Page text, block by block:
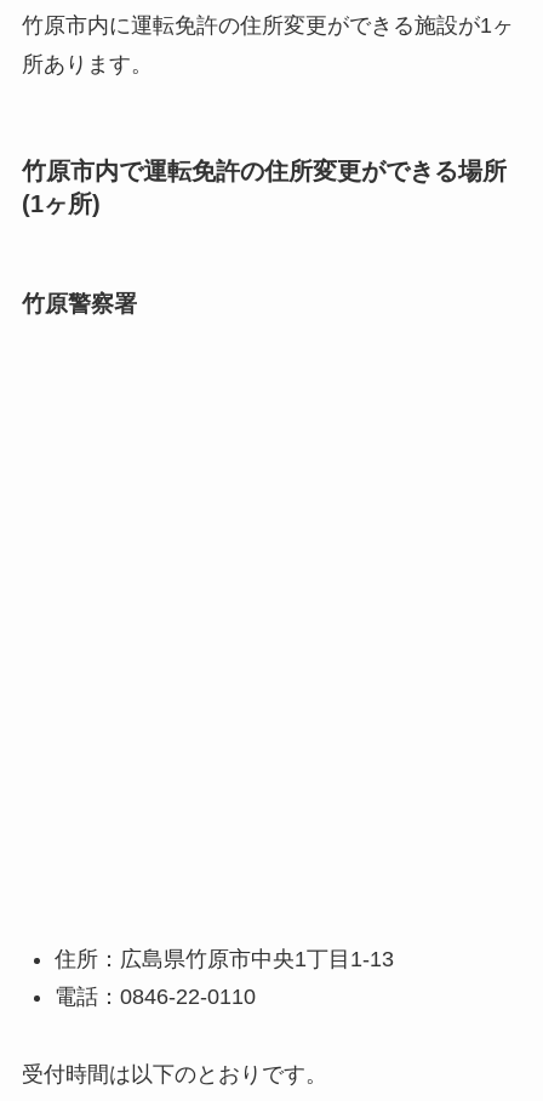
竹原市内に運転免許の住所変更ができる施設が1ヶ
所あります。
竹原市内で運転免許の住所変更ができる場所
(1ヶ所)
竹原警察署
住所：広島県竹原市中央1丁目1-13
電話：0846-22-0110
受付時間は以下のとおりです。